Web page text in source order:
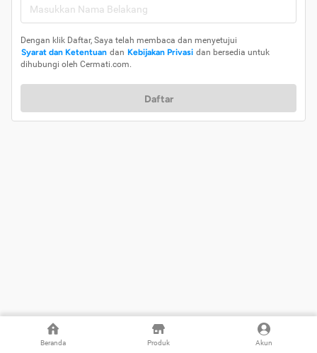
Beranda Produk Akun
Dengan klik Daftar, Saya telah membaca dan menyetujui
Syarat dan Ketentuan dan Kebijakan Privasi dan bersedia untuk
dihubungi oleh Cermati.com.
Daftar